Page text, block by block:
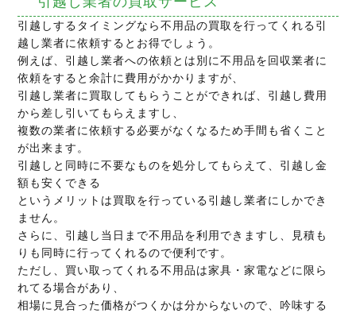
引越しするタイミングなら不用品の買取を行ってくれる引
越し業者に依頼するとお得でしょう。
例えば、引越し業者への依頼とは別に不用品を回収業者に
依頼をすると余計に費用がかかりますが、
引越し業者に買取してもらうことができれば、引越し費用
から差し引いてもらえますし、
複数の業者に依頼する必要がなくなるため手間も省くこと
が出来ます。
引越しと同時に不要なものを処分してもらえて、引越し金
額も安くできる
というメリットは買取を行っている引越し業者にしかでき
ません。
さらに、引越し当日まで不用品を利用できますし、見積も
りも同時に行ってくれるので便利です。
ただし、買い取ってくれる不用品は家具・家電などに限ら
れてる場合があり、
相場に見合った価格がつくかは分からないので、吟味する